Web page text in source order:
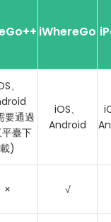
iWhereGo
、
要通過
臺下
載)
iOS、
Android
× √